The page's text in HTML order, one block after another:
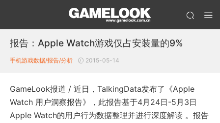
报告：Apple Watch游戏仅占安装量的9%
手机游戏数据/报告/分析 2015-05-14
GameLook报道 / 近日，TalkingData发布了《Apple
Watch 用户洞察报告》，此报告基于4月24日-5月3日
Apple Watch的用户行为数据整理并进行深度解读 。报告